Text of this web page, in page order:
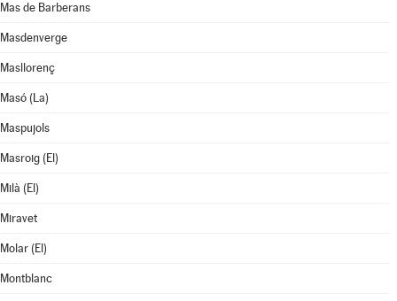
Mas de Barberans
Masdenverge
Masllorenç
Masó (La)
Maspujols
Masroig (El)
Milà (El)
Miravet
Molar (El)
Montblanc